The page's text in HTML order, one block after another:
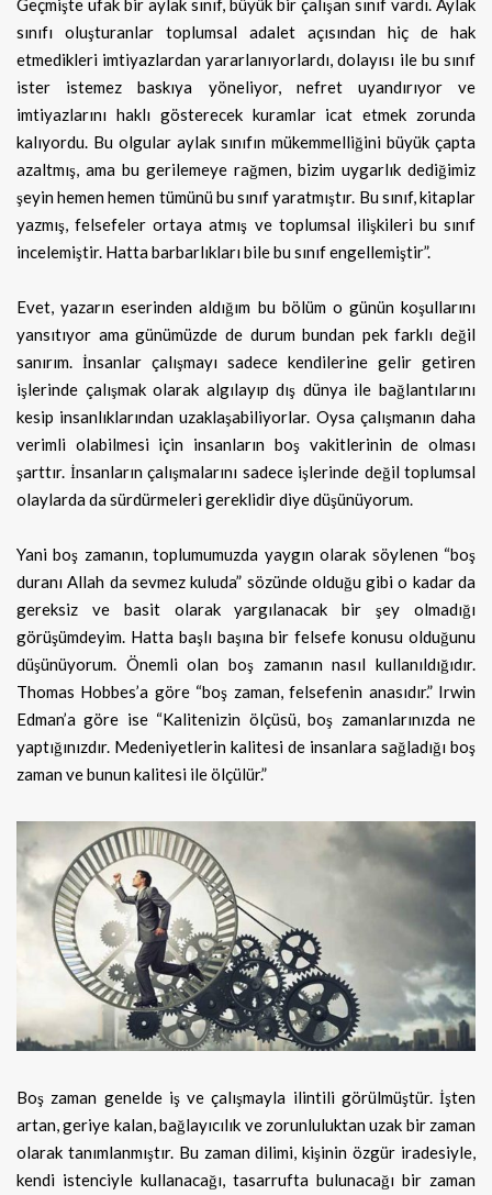
Geçmişte ufak bir aylak sınıf, büyük bir çalışan sınıf vardı. Aylak
sınıfı oluşturanlar toplumsal adalet açısından hiç de hak
etmedikleri imtiyazlardan yararlanıyorlardı, dolayısı ile bu sınıf
ister istemez baskıya yöneliyor, nefret uyandırıyor ve
imtiyazlarını haklı gösterecek kuramlar icat etmek zorunda
kalıyordu. Bu olgular aylak sınıfın mükemmelliğini büyük çapta
azaltmış, ama bu gerilemeye rağmen, bizim uygarlık dediğimiz
şeyin hemen hemen tümünü bu sınıf yaratmıştır. Bu sınıf, kitaplar
yazmış, felsefeler ortaya atmış ve toplumsal ilişkileri bu sınıf
incelemiştir. Hatta barbarlıkları bile bu sınıf engellemiştir”.
Evet, yazarın eserinden aldığım bu bölüm o günün koşullarını
yansıtıyor ama günümüzde de durum bundan pek farklı değil
sanırım. İnsanlar çalışmayı sadece kendilerine gelir getiren
işlerinde çalışmak olarak algılayıp dış dünya ile bağlantılarını
kesip insanlıklarından uzaklaşabiliyorlar. Oysa çalışmanın daha
verimli olabilmesi için insanların boş vakitlerinin de olması
şarttır. İnsanların çalışmalarını sadece işlerinde değil toplumsal
olaylarda da sürdürmeleri gereklidir diye düşünüyorum.
Yani boş zamanın, toplumumuzda yaygın olarak söylenen “boş
duranı Allah da sevmez kuluda” sözünde olduğu gibi o kadar da
gereksiz ve basit olarak yargılanacak bir şey olmadığı
görüşümdeyim. Hatta başlı başına bir felsefe konusu olduğunu
düşünüyorum. Önemli olan boş zamanın nasıl kullanıldığıdır.
Thomas Hobbes’a göre “boş zaman, felsefenin anasıdır.” Irwin
Edman’a göre ise “Kalitenizin ölçüsü, boş zamanlarınızda ne
yaptığınızdır. Medeniyetlerin kalitesi de insanlara sağladığı boş
zaman ve bunun kalitesi ile ölçülür.”
Boş zaman genelde iş ve çalışmayla ilintili görülmüştür. İşten
artan, geriye kalan, bağlayıcılık ve zorunluluktan uzak bir zaman
olarak tanımlanmıştır. Bu zaman dilimi, kişinin özgür iradesiyle,
kendi istenciyle kullanacağı, tasarrufta bulunacağı bir zaman